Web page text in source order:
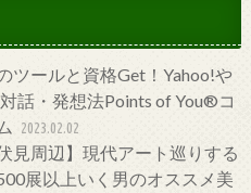
ツールと資格Get！Yahoo!や
話・発想法Points of You®コ
2023.02.02
見周辺】現代アート巡りする
展以上いく男のオススメ美